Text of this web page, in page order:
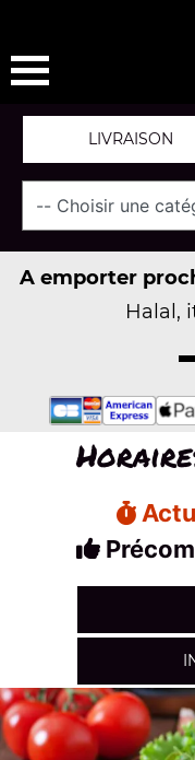
LIVRAISON
A emporter
Halal,